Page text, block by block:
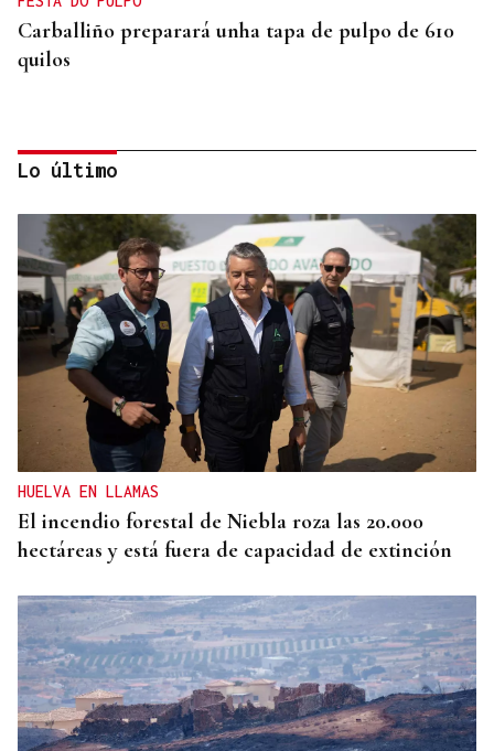
Carballiño preparará unha tapa de pulpo de 610
quilos
OCIO EN FAMILIA
Los niños carballiñeses vencen el calor en la Festa
da auga
Lo último
HUELVA EN LLAMAS
El incendio forestal de Niebla roza las 20.000
hectáreas y está fuera de capacidad de extinción